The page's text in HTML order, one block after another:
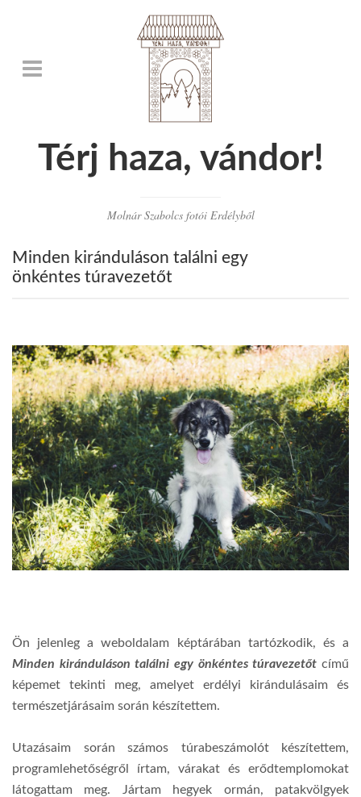
Térj haza, vándor!
Molnár Szabolcs fotói Erdélyből
Minden kiránduláson találni egy
önkéntes túravezetőt
Ön jelenleg a weboldalam képtárában tartózkodik, és a
Minden kiránduláson találni egy önkéntes túravezetőt című
képemet tekinti meg, amelyet erdélyi kirándulásaim és
természetjárásaim során készítettem.
Utazásaim során számos túrabeszámolót készítettem,
programlehetőségről írtam, várakat és erődtemplomokat
látogattam meg. Jártam hegyek ormán, patakvölgyek